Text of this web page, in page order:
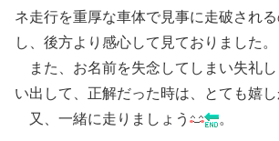
ネ走行を重厚な車体で見事に走破され
し、後方より感心して見ておりました。
また、お名前を失念してしまい失礼
い出して、正解だった時は、とても嬉し
又、一緒に走りましょう
。